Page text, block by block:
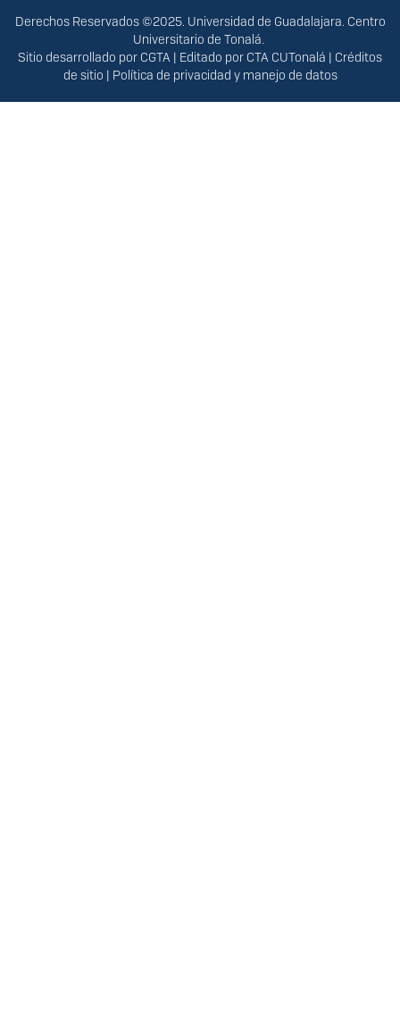
Derechos
Derechos Reservados ©2025. Universidad de Guadalajara. Centro
Universitario de Tonalá.
Sitio desarrollado por CGTA | Editado por CTA CUTonalá | Créditos
de sitio | Política de privacidad y manejo de datos